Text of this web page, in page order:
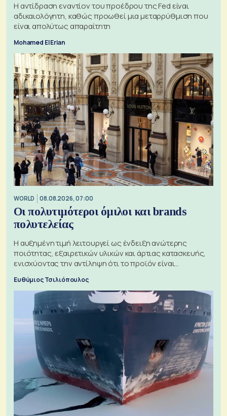
Η αντίδραση εναντίον του προέδρου της Fed είναι
αδικαιολόγητη, καθώς προωθεί μια μεταρρύθμιση που
είναι απολύτως απαραίτητη
Mohamed El Erian
WORLD 08.08.2026, 07:00
Οι πολυτιμότεροι όμιλοι και brands
πολυτελείας
Η αυξημένη τιμή λειτουργεί ως ένδειξη ανώτερης
ποιότητας, εξαιρετικών υλικών και άρτιας κατασκευής,
ενισχύοντας την αντίληψη ότι το προϊόν είναι
ξεχωριστό
Ευθύμιος Τσιλιόπουλος